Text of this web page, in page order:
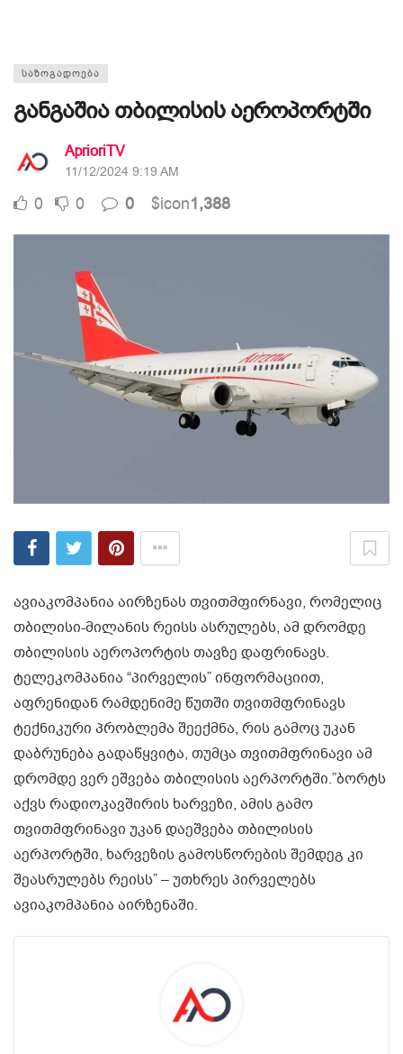
ᲡᲐᲖᲝᲒᲐᲓᲝᲔᲑᲐ
განგაშია თბილისის აეროპორტში
AprioriTV
11/12/2024 9:19 AM
0 0 0 $icon1,388
ავიაკომპანია აირზენას თვითმფირნავი, რომელიც
თბილისი-მილანის რეისს ასრულებს, ამ დრომდე
თბილისის აეროპორტის თავზე დაფრინავს.
ტელეკომპანია “პირველის” ინფორმაციით,
აფრენიდან რამდენიმე წუთში თვითმფრინავს
ტექნიკური პრობლემა შეექმნა, რის გამოც უკან
დაბრუნება გადაწყვიტა, თუმცა თვითმფრინავი ამ
დრომდე ვერ ეშვება თბილისის აერპორტში.”ბორტს
აქვს რადიოკავშირის ხარვეზი, ამის გამო
თვითმფრინავი უკან დაეშვება თბილისის
აერპორტში, ხარვეზის გამოსწორების შემდეგ კი
შეასრულებს რეისს” – უთხრეს პირველებს
ავიაკომპანია აირზენაში.